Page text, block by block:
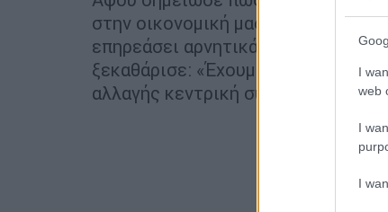
I
web
I
I
στην οικονομική μας ανάπτυξη
επηρεάσει αρνητικά οικονομικούς
ξεκαθάρισε: «Έχουμε κάνει την
αλλαγής κεντρική συνιστώσα των